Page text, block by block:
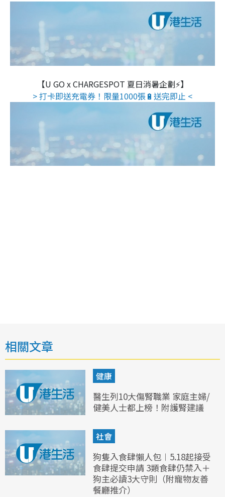
【U GO x CHARGESPOT 夏日消暑企劃⚡】
> 打卡即送充電券！限量1000張🔋送完即止 <
相關文章
健康
醫生列10大傷腎職業 家庭主婦/
健美人士都上榜！附護腎建議
社會
狗隻入食肆懶人包︱5.18起接受
食肆提交申請 3類食肆仍禁入＋
狗主必讀3大守則（附寵物友善
餐廳推介）